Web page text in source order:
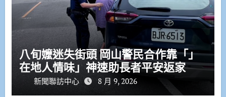
八旬嬤迷失街頭 岡山警民合作靠「」
在地人情味」神速助長者平安返家
新聞聯訪中心 8 月 9, 2026